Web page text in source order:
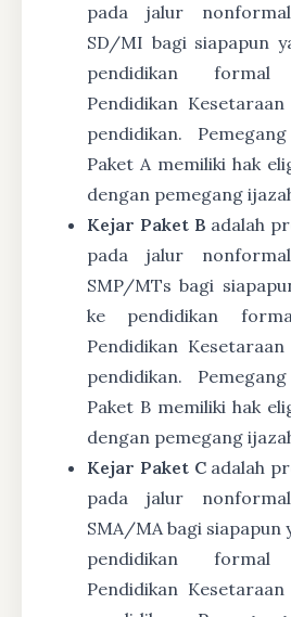
pada jalur
SD/MI bagi siapapun
pendidikan
Pendidikan
pendidikan.
Paket A memiliki hak
dengan pemegang
Kejar Paket B adalah
pada jalur
SMP/MTs bagi
ke pendidikan
Pendidikan
pendidikan.
Paket B memiliki hak
dengan pemegang
Kejar Paket Cadalah
pada jalur
SMA/MA bagi siapapun
pendidikan
Pendidikan